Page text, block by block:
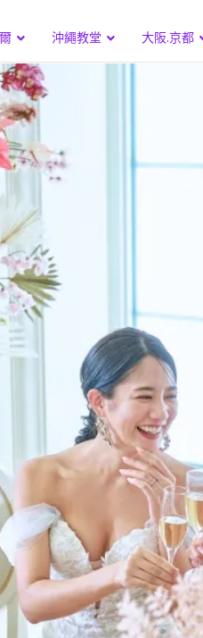
沖繩教堂 大阪.京都